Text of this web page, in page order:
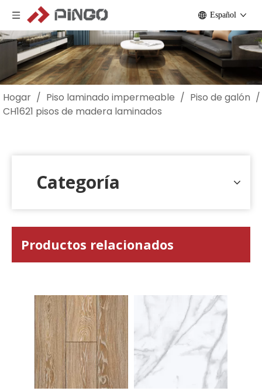
Español
Hogar / Piso laminado impermeable / Piso de galón /
CH1621 pisos de madera laminados
Categoría
Productos relacionados